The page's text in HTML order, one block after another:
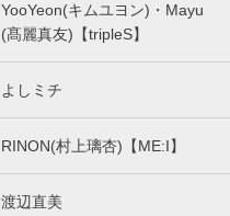
YooYeon(キムユヨン)・Mayu
(髙麗真友)【tripleS】
よしミチ
RINON(村上璃杏)【ME:I】
渡辺直美